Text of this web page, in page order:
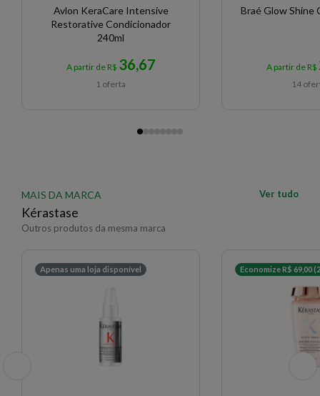
Avlon KeraCare Intensive
Restorative Condicionador
240ml
A partir de R$ 36,67
1 oferta
Braé Glow Shine
A partir de R$
14
MAIS DA MARCA
Kérastase
Outros produtos da mesma marca
Ver tudo
Apenas uma loja disponível Economize R$ 69,00